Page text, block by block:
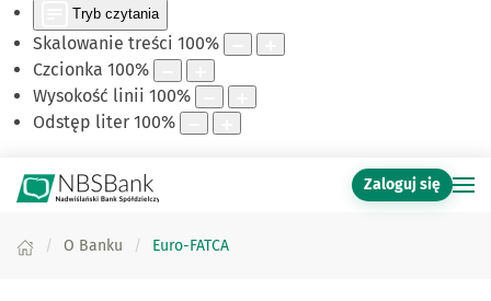
Tryb czytania
Skalowanie treści 100%
Czcionka 100%
Wysokość linii 100%
Odstęp liter 100%
Zaloguj się
O Banku Euro-FATCA